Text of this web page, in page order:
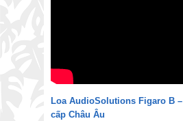
Loa AudioSolutions Figaro B
cấp Châu Âu